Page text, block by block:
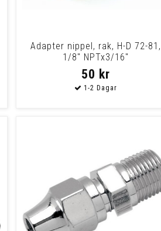
Adapter nippel, rak, H-D 72-81,
1/8" NPTx3/16"
50 kr